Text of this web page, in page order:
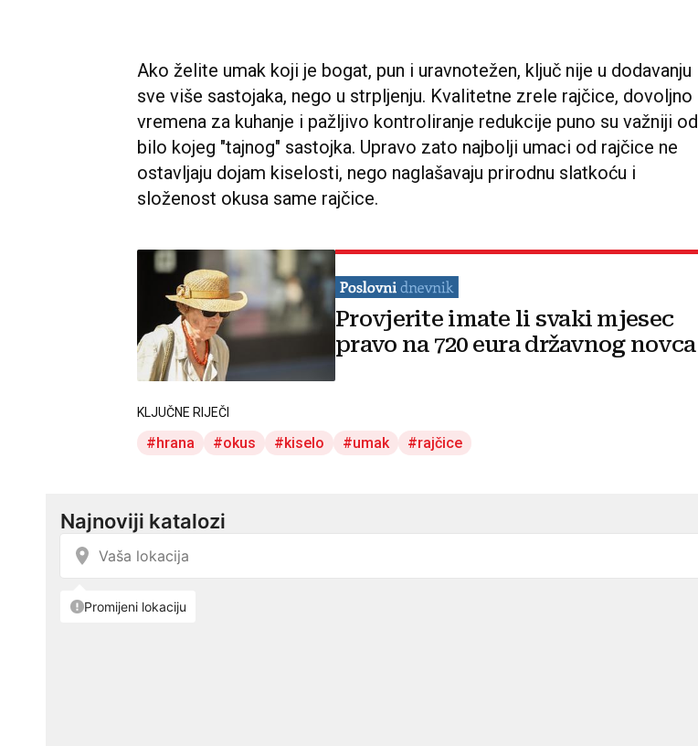
Ako želite umak koji je bogat, pun i uravnotežen, ključ nije u dodavanju
sve više sastojaka, nego u strpljenju. Kvalitetne zrele rajčice, dovoljno
vremena za kuhanje i pažljivo kontroliranje redukcije puno su važniji od
bilo kojeg "tajnog" sastojka. Upravo zato najbolji umaci od rajčice ne
ostavljaju dojam kiselosti, nego naglašavaju prirodnu slatkoću i
složenost okusa same rajčice.
Provjerite imate li svaki mjesec
pravo na 720 eura državnog novca
KLJUČNE RIJEČI
hrana okus kiselo umak rajčice